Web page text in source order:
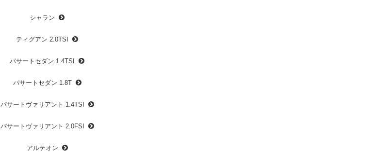
シャラン
ティグアン 2.0TSI
パサートセダン 1.4TSI
パサートセダン 1.8T
パサートヴァリアント 1.4TSI
パサートヴァリアント 2.0FSI
アルテオン